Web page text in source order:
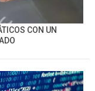
CON UN